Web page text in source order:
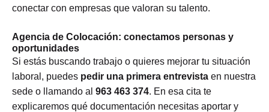
conectar con empresas que valoran su talento.
Agencia de Colocación: conectamos personas y
oportunidades
Si estás buscando trabajo o quieres mejorar tu situación
laboral, puedes pedir una primera entrevista en nuestra
sede o llamando al 963 463 374. En esa cita te
explicaremos qué documentación necesitas aportar y